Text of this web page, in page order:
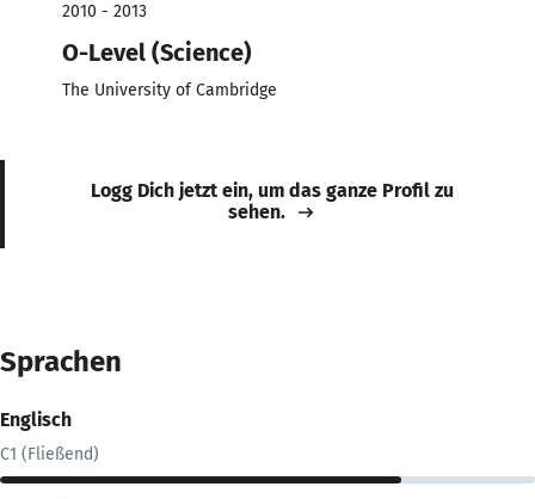
2010 - 2013
O-Level (Science)
The University of Cambridge
Logg Dich jetzt ein, um das ganze Profil zu
sehen.
Sprachen
Englisch
C1 (Fließend)